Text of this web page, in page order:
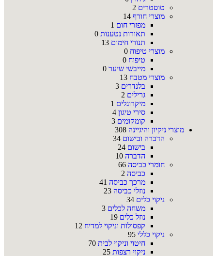
טוסטרים 2
מוצרי חורף 14
מפזרי חום 1
תאורות נטענות 0
תנורי חימום 13
מוצרי טיפוח 0
טיפוח 0
מייבשי שיער 0
מוצרי מטבח 13
בלנדרים 3
גרילים 2
מיקרוגלים 1
סירי טיגון 4
קומקומים 3
מוצרי ניקיון והיגיינה 308
הדברה ובישום 34
בישום 24
הדברה 10
חומרי כביסה 66
כביסה 2
מרכך כביסה 41
נוזלי כביסה 23
ניקוי כלים 34
משחה לכלים 3
נוזל כלים 19
קפסולות וניקוי למדיח 12
ניקוי כללי 95
חיטוי וניקוי לבית 70
ניקוי רצפות 25